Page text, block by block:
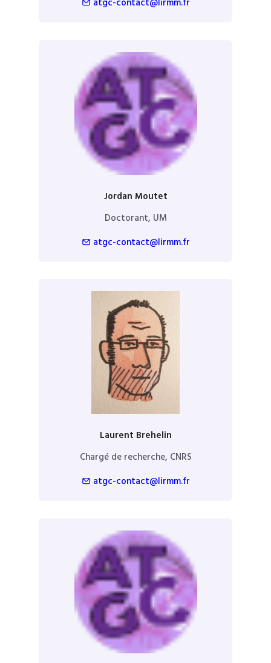
Jordan Moutet
Doctorant, UM
atgc-contact@lirmm.fr
Laurent Brehelin
Chargé de recherche, CNRS
atgc-contact@lirmm.fr